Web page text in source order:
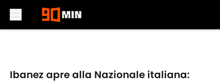
Ibanez apre alla Nazionale italiana: